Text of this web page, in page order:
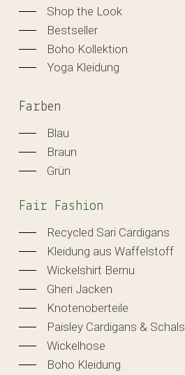
Shop the Look
Bestseller
Boho Kollektion
Yoga Kleidung
Farben
Blau
Braun
Grün
Fair Fashion
Recycled Sari Cardigans
Kleidung aus Waffelstoff
Wickelshirt Bernu
Gheri Jacken
Knotenoberteile
Paisley Cardigans & Schals
Wickelhose
Boho Kleidung